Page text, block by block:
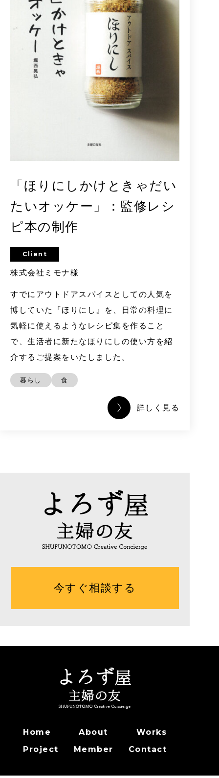
「ほりにしかけときゃだい
たいオッケー」：監修レシ
ピ本の制作
Client
株式会社ミモナ様
すでにアウトドアスパイスとしての人気を
博していた『ほりにし』を、日常の料理に
気軽に使えるようなレシピ集を作ること
で、生活者に新たなほりにしの使い方を紹
介するご提案をいたしました。
暮らし 食
詳しく見る
今すぐ相談する
Home About
Works
Project
Member Contact